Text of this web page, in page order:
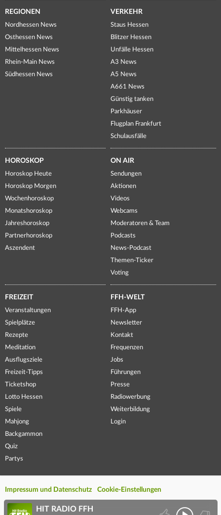
REGIONEN
Nordhessen News
Osthessen News
Mittelhessen News
Rhein-Main News
Südhessen News
VERKEHR
Staus Hessen
Blitzer Hessen
Unfälle Hessen
A3 News
A5 News
A661 News
Günstig tanken
Parkhäuser
Flugplan Frankfurt
Schulausfälle
HOROSKOP
Horoskop Heute
Horoskop Morgen
Wochenhoroskop
Monatshoroskop
Jahreshoroskop
Partnerhoroskop
Aszendent
ON AIR
Sendungen
Aktionen
Videos
Webcams
Moderatoren & Team
Podcasts
News-Podcast
Themen-Ticker
Voting
FREIZEIT
Veranstaltungen
Spielplätze
Rezepte
Meditation
Ausflugsziele
Freizeit-Tipps
Ticketshop
Lotto Hessen
Spiele
Mahjong
Backgammon
Quiz
Partys
FFH-WELT
FFH-App
Newsletter
Kontakt
Frequenzen
Jobs
Führungen
Presse
Radiowerbung
Weiterbildung
Login
Impressum und Datenschutz Cookie-Einstellungen
HIT RADIO FFH